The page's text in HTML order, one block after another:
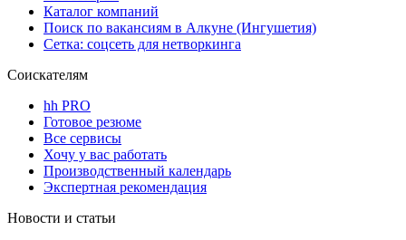
Каталог компаний
Поиск по вакансиям в Алкуне (Ингушетия)
Сетка: соцсеть для нетворкинга
Соискателям
hh PRO
Готовое резюме
Все сервисы
Хочу у вас работать
Производственный календарь
Экспертная рекомендация
Новости и статьи